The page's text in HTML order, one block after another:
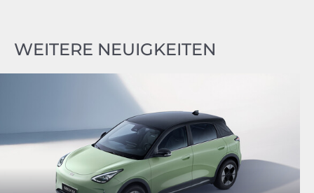
WEITERE NEUIGKEITEN